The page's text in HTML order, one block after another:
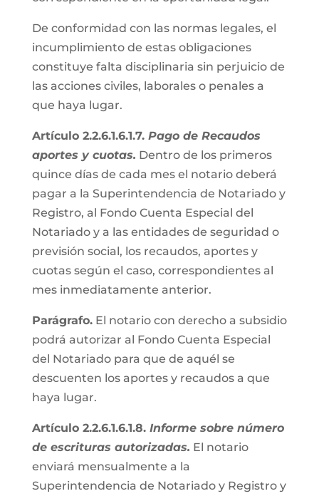
De conformidad con las normas legales, el
incumplimiento de estas obligaciones
constituye falta disciplinaria sin perjuicio de
las acciones civiles, laborales o penales a
que haya lugar.
Artículo 2.2.6.1.6.1.7. Pago de Recaudos
aportes y cuotas. Dentro de los primeros
quince días de cada mes el notario deberá
pagar a la Superintendencia de Notariado y
Registro, al Fondo Cuenta Especial del
Notariado y a las entidades de seguridad o
previsión social, los recaudos, aportes y
cuotas según el caso, correspondientes al
mes inmediatamente anterior.
Parágrafo.El notario con derecho a subsidio
podrá autorizar al Fondo Cuenta Especial
del Notariado para que de aquél se
descuenten los aportes y recaudos a que
haya lugar.
Artículo 2.2.6.1.6.1.8. Informe sobre número
de escrituras autorizadas. El notario
enviará mensualmente a la
Superintendencia de Notariado y Registro y